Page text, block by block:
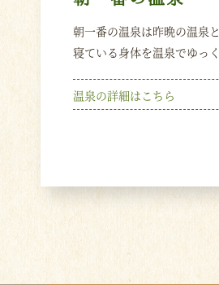
朝一番の温泉は昨晩の温泉
寝ている身体を温泉でゆっ
温泉の詳細はこちら